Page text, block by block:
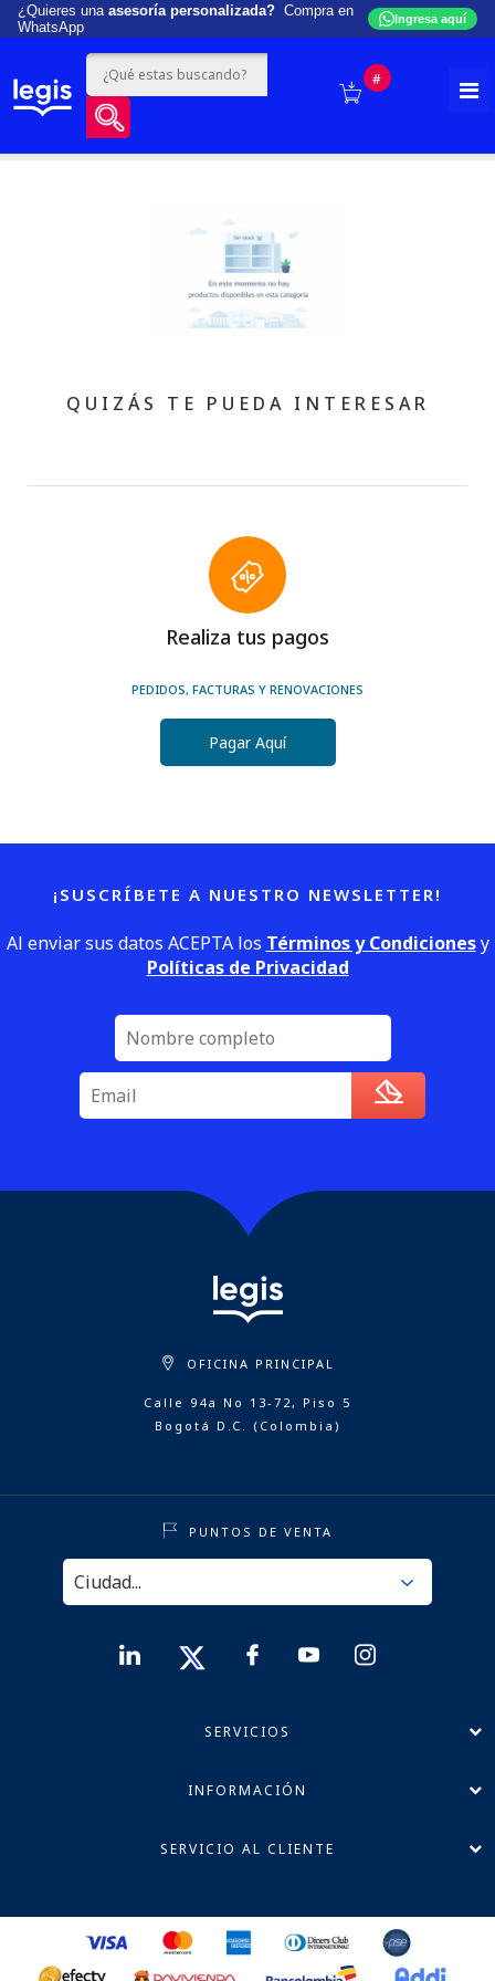
¿Quieres una asesoría personalizada? Compra en
WhatsApp
Ingresa aquí
#
QUIZÁS TE PUEDA INTERESAR
Realiza tus pagos
PEDIDOS, FACTURAS Y RENOVACIONES
Pagar Aquí
¡SUSCRÍBETE A NUESTRO NEWSLETTER!
Al enviar sus datos ACEPTA los Términos y Condicionesy
Políticas de Privacidad
OFICINA PRINCIPAL
Calle 94a No 13-72, Piso 5
Bogotá D.C. (Colombia)
PUNTOS DE VENTA
SERVICIOS
INFORMACIÓN
SERVICIO AL CLIENTE